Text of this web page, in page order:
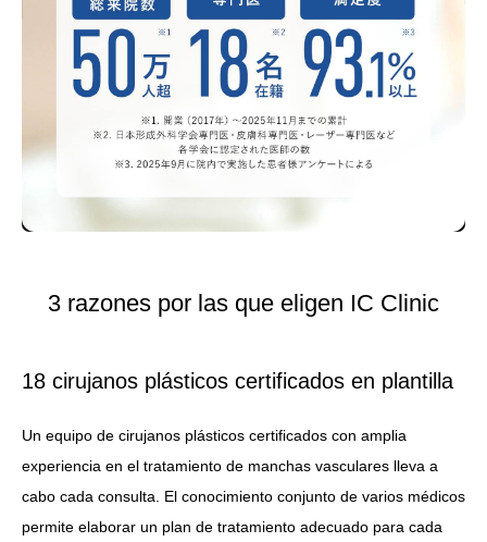
3 razones por las que eligen IC Clinic
18 cirujanos plásticos certificados en plantilla
Un equipo de cirujanos plásticos certificados con amplia
experiencia en el tratamiento de manchas vasculares lleva a
cabo cada consulta. El conocimiento conjunto de varios médicos
permite elaborar un plan de tratamiento adecuado para cada